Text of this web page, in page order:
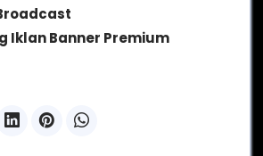
Iklan Banner Premium